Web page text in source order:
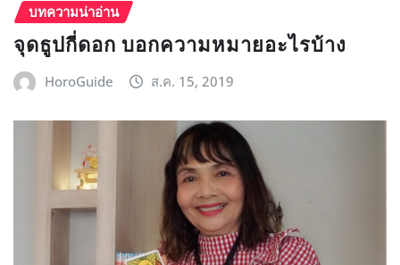
บทความน่าอ่าน
จุดธูปกี่ดอก บอกความหมายอะไรบ้าง
HoroGuide ส.ค. 15, 2019